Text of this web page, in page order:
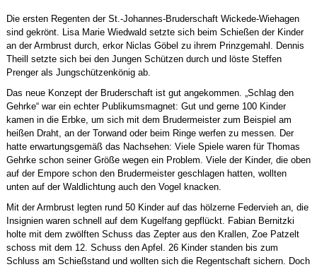
Die ersten Regenten der St.-Johannes-Bruderschaft Wickede-Wiehagen
sind gekrönt. Lisa Marie Wiedwald setzte sich beim Schießen der Kinder
an der Armbrust durch, erkor Niclas Göbel zu ihrem Prinzgemahl. Dennis
Theill setzte sich bei den Jungen Schützen durch und löste Steffen
Prenger als Jungschützenkönig ab.
Das neue Konzept der Bruderschaft ist gut angekommen. „Schlag den
Gehrke“ war ein echter Publikumsmagnet: Gut und gerne 100 Kinder
kamen in die Erbke, um sich mit dem Brudermeister zum Beispiel am
heißen Draht, an der Torwand oder beim Ringe werfen zu messen. Der
hatte erwartungsgemäß das Nachsehen: Viele Spiele waren für Thomas
Gehrke schon seiner Größe wegen ein Problem. Viele der Kinder, die oben
auf der Empore schon den Brudermeister geschlagen hatten, wollten
unten auf der Waldlichtung auch den Vogel knacken.
Mit der Armbrust legten rund 50 Kinder auf das hölzerne Federvieh an, die
Insignien waren schnell auf dem Kugelfang gepflückt. Fabian Bernitzki
holte mit dem zwölften Schuss das Zepter aus den Krallen, Zoe Patzelt
schoss mit dem 12. Schuss den Apfel. 26 Kinder standen bis zum
Schluss am Schießstand und wollten sich die Regentschaft sichern. Doch